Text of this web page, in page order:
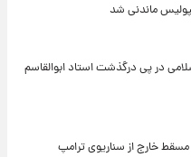
ماندنی شد
در پی درگذشت استاد ابوالقاسم
مسقط خارج از سناریوی ترامپ